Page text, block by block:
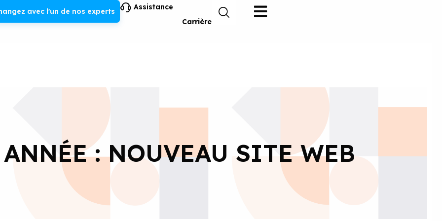
avec l'un de nos experts
Assistance
Carrière
: NOUVEAU SITE WEB